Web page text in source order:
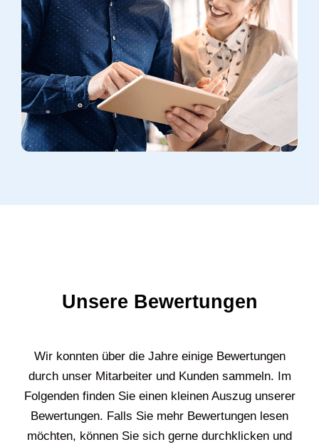
Unsere Bewertungen
Wir konnten über die Jahre einige Bewertungen
durch unser Mitarbeiter und Kunden sammeln. Im
Folgenden finden Sie einen kleinen Auszug unserer
Bewertungen. Falls Sie mehr Bewertungen lesen
möchten, können Sie sich gerne durchklicken und